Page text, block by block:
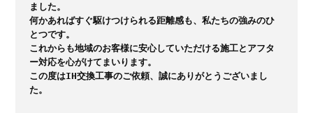
ました。
何かあればすぐ駆けつけられる距離感も、私たちの強みのひ
とつです。
これからも地域のお客様に安心していただける施工とアフタ
ー対応を心がけてまいります。
この度はIH交換工事のご依頼、誠にありがとうございまし
た。